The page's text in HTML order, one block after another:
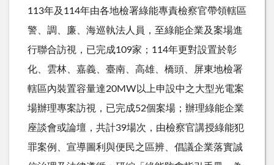
113年及 114年由各地檢署綠能專責檢察官帶領轄區
警、調、廉、海巡執法人員，至綠能企業及案場進
行聯合訪視，已完成109家； 114年更對設置於彰
化、雲林、嘉義、臺南、高雄、橋頭、屏東地檢署
轄區內裝置容量達20MW以上申設中之大型光電案
場辦理專案訪視，已完成52個案場；辦理綠能企業
座談會或論壇，共計39場次，由檢察官講授綠能犯
罪案例、宣導圖利與便民之區辨、倡議企業落實誠